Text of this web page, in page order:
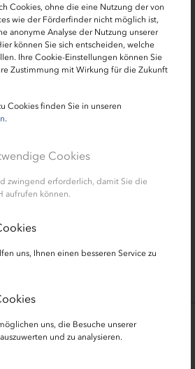
Cookies, ohne die eine Nutzung der von
wie der Förderfinder nicht möglich ist,
anonyme Analyse der Nutzung unserer
können Sie sich entscheiden, welche
Ihre Cookie-Einstellungen können Sie
Zustimmung mit Wirkung für die Zukunft
Cookies finden Sie in unseren
.
Cookies
zwingend erforderlich, damit Sie die
aufrufen können.
uns, Ihnen einen besseren Service zu
uns, die Besuche unserer
und zu analysieren.
16:00 Uhr Expertentelefon
Uhr
Webinar „Fit
Die